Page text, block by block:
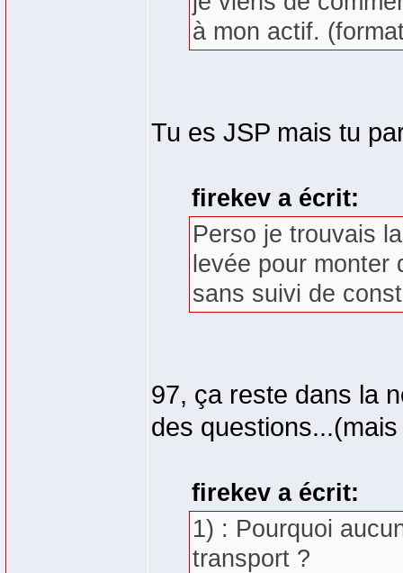
à mon actif.
Tu es JSP mais tu
firekev a écrit:
Perso je trouvais
levée pour
sans suivi de
97, ça reste dans la
des
firekev a écrit:
1) : Pourquoi
transport ?